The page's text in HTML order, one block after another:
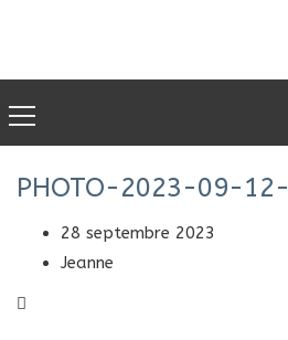
PHOTO-2023-09-
28 septembre 2023
Jeanne